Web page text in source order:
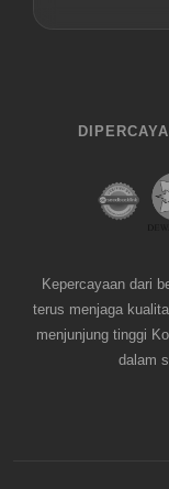
Kepercayaan dari
terus menjaga
menjunjung tinggi
dalam